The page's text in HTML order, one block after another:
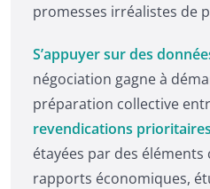
promesses irréalistes de
S’appuyer sur des
négociation gagne à
préparation collective
revendications prioritaires
étayées par des
rapports économiques,